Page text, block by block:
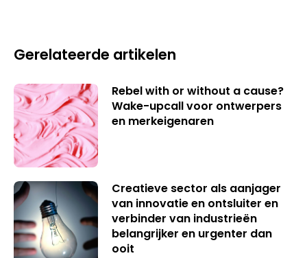
Gerelateerde artikelen
Rebel with or without a cause?
Wake-upcall voor ontwerpers
en merkeigenaren
Creatieve sector als aanjager
van innovatie en ontsluiter en
verbinder van industrieën
belangrijker en urgenter dan
ooit